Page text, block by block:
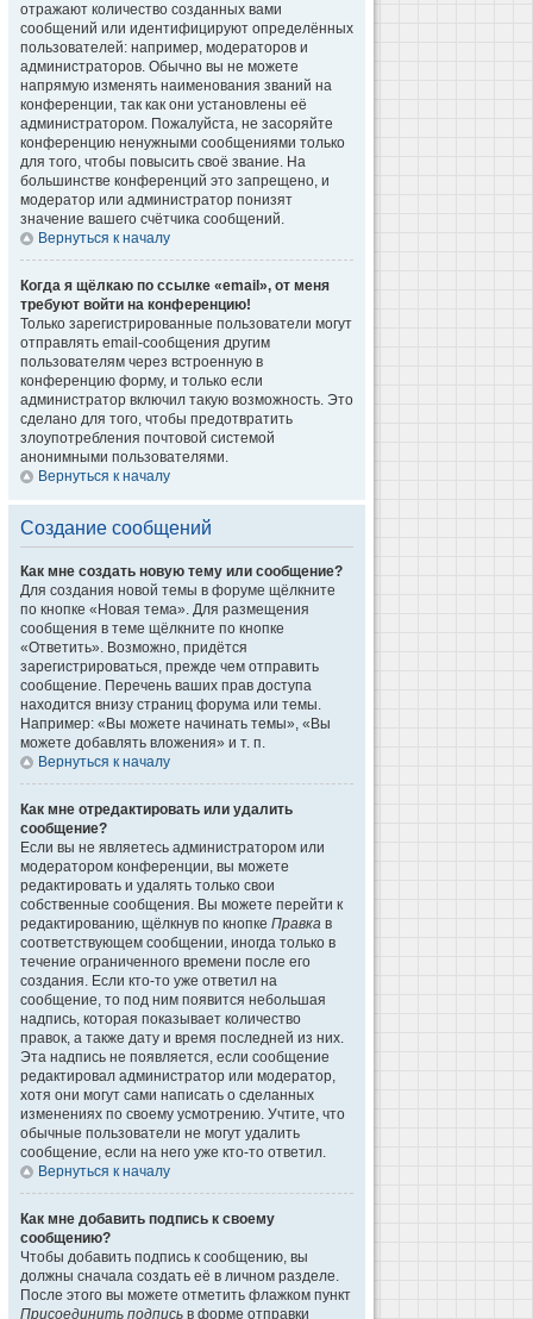
отражают количество созданных вами
сообщений или идентифицируют определённых
пользователей: например, модераторов и
администраторов. Обычно вы не можете
напрямую изменять наименования званий на
конференции, так как они установлены её
администратором. Пожалуйста, не засоряйте
конференцию ненужными сообщениями только
для того, чтобы повысить своё звание. На
большинстве конференций это запрещено, и
модератор или администратор понизят
значение вашего счётчика сообщений.
Вернуться к началу
Когда я щёлкаю по ссылке «email», от меня
требуют войти на конференцию!
Только зарегистрированные пользователи могут
отправлять email-сообщения другим
пользователям через встроенную в
конференцию форму, и только если
администратор включил такую возможность. Это
сделано для того, чтобы предотвратить
злоупотребления почтовой системой
анонимными пользователями.
Вернуться к началу
Создание сообщений
Как мне создать новую тему или сообщение?
Для создания новой темы в форуме щёлкните
по кнопке «Новая тема». Для размещения
сообщения в теме щёлкните по кнопке
«Ответить». Возможно, придётся
зарегистрироваться, прежде чем отправить
сообщение. Перечень ваших прав доступа
находится внизу страниц форума или темы.
Например: «Вы можете начинать темы», «Вы
можете добавлять вложения» и т. п.
Вернуться к началу
Как мне отредактировать или удалить
сообщение?
Если вы не являетесь администратором или
модератором конференции, вы можете
редактировать и удалять только свои
собственные сообщения. Вы можете перейти к
редактированию, щёлкнув по кнопке Правка в
соответствующем сообщении, иногда только в
течение ограниченного времени после его
создания. Если кто-то уже ответил на
сообщение, то под ним появится небольшая
надпись, которая показывает количество
правок, а также дату и время последней из них.
Эта надпись не появляется, если сообщение
редактировал администратор или модератор,
хотя они могут сами написать о сделанных
изменениях по своему усмотрению. Учтите, что
обычные пользователи не могут удалить
сообщение, если на него уже кто-то ответил.
Вернуться к началу
Как мне добавить подпись к своему
сообщению?
Чтобы добавить подпись к сообщению, вы
должны сначала создать её в личном разделе.
После этого вы можете отметить флажком пункт
Присоединить подпись в форме отправки